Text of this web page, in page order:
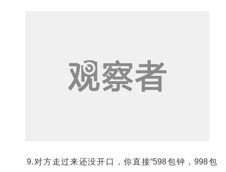
9.对方走过来还没开口，你直接“598包钟，998包